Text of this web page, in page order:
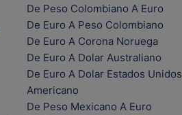
De Peso Colombiano A Euro
De Euro A Peso Colombiano
De Euro A Corona Noruega
De Euro A Dolar Australiano
De Euro A Dolar Estados Unidos
Americano
De Peso Mexicano A Euro